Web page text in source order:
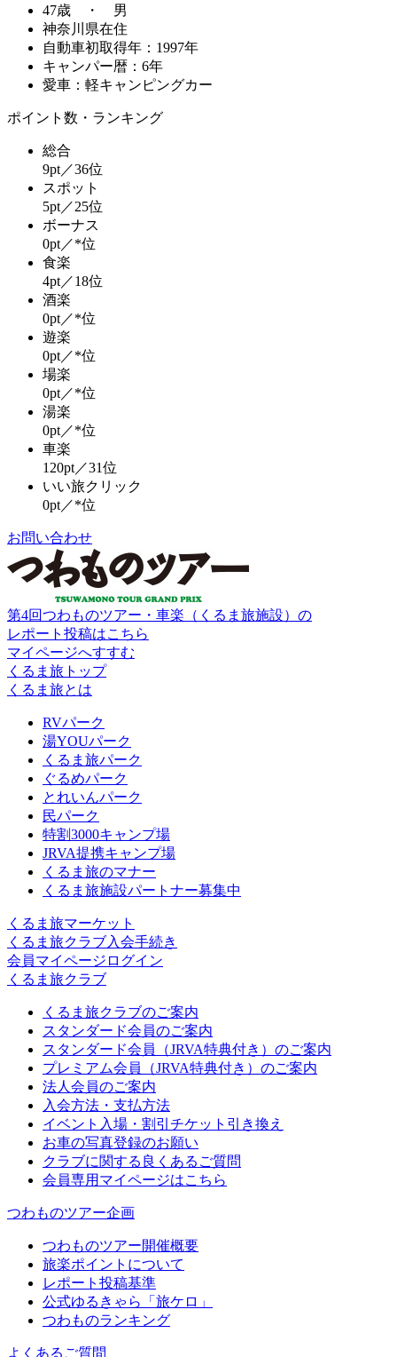
47歳 ・ 男
神奈川県在住
自動車初取得年：1997年
キャンパー暦：6年
愛車：軽キャンピングカー
ポイント数・ランキング
総合
9pt／36位
スポット
5pt／25位
ボーナス
0pt／*位
食楽
4pt／18位
酒楽
0pt／*位
遊楽
0pt／*位
場楽
0pt／*位
湯楽
0pt／*位
車楽
120pt／31位
いい旅クリック
0pt／*位
お問い合わせ
第4回つわものツアー・車楽（くるま旅施設）の
レポート投稿はこちら
マイページへすすむ
くるま旅トップ
くるま旅とは
RVパーク
湯YOUパーク
くるま旅パーク
ぐるめパーク
とれいんパーク
民パーク
特割3000キャンプ場
JRVA提携キャンプ場
くるま旅のマナー
くるま旅施設パートナー募集中
くるま旅マーケット
くるま旅クラブ入会手続き
会員マイページログイン
くるま旅クラブ
くるま旅クラブのご案内
スタンダード会員のご案内
スタンダード会員（JRVA特典付き）のご案内
プレミアム会員（JRVA特典付き）のご案内
法人会員のご案内
入会方法・支払方法
イベント入場・割引チケット引き換え
お車の写真登録のお願い
クラブに関する良くあるご質問
会員専用マイページはこちら
つわものツアー企画
つわものツアー開催概要
旅楽ポイントについて
レポート投稿基準
公式ゆるきゃら「旅ケロ」
つわものランキング
よくあるご質問